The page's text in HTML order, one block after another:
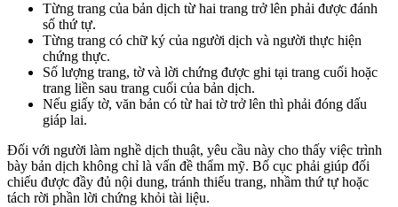
Từng trang của bản dịch từ hai trang trở lên phải được đánh
số thứ tự.
Từng trang có chữ ký của người dịch và người thực hiện
chứng thực.
Số lượng trang, tờ và lời chứng được ghi tại trang cuối hoặc
trang liền sau trang cuối của bản dịch.
Nếu giấy tờ, văn bản có từ hai tờ trở lên thì phải đóng dấu
giáp lai.
Đối với người làm nghề dịch thuật, yêu cầu này cho thấy việc trình
bày bản dịch không chỉ là vấn đề thẩm mỹ. Bố cục phải giúp đối
chiếu được đầy đủ nội dung, tránh thiếu trang, nhầm thứ tự hoặc
tách rời phần lời chứng khỏi tài liệu.